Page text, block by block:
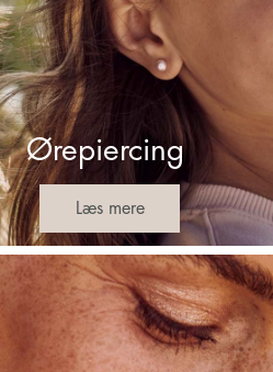
Ørepiercing
Læs mere